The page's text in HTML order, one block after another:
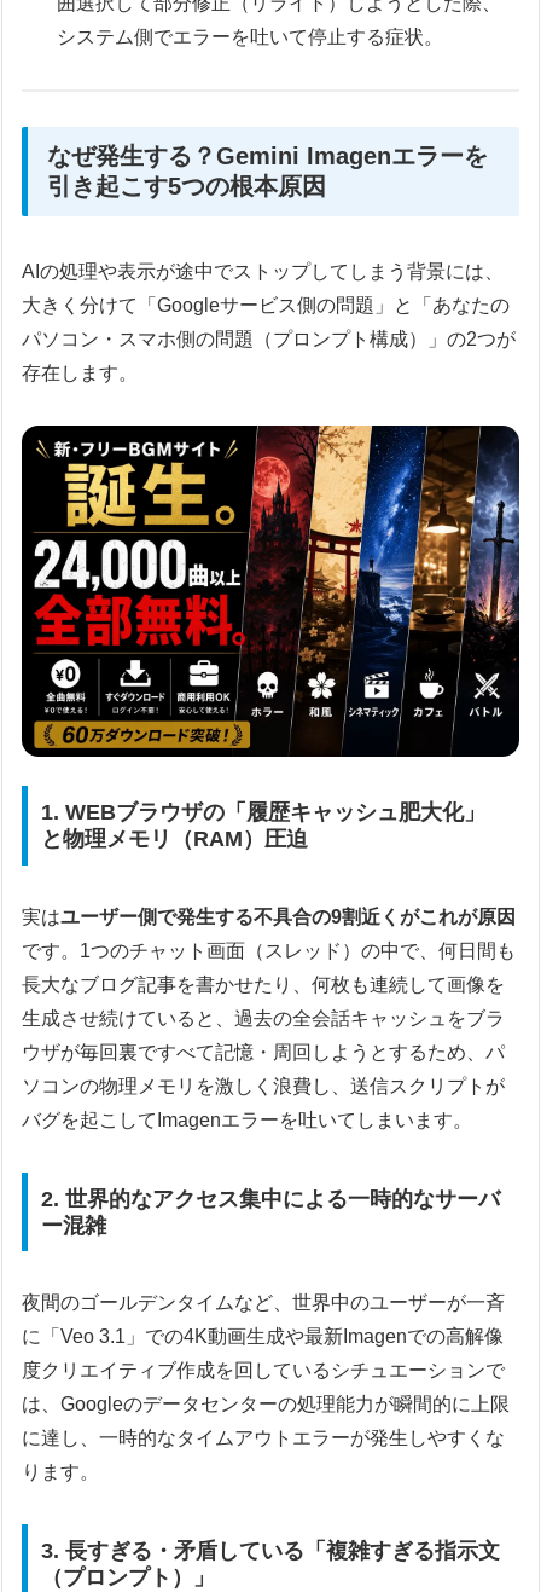
システム側でエラーを吐いて停止する症状。
なぜ発生する？Gemini Imagenエラーを
引き起こす5つの根本原因
AIの処理や表示が途中でストップしてしまう背景には、
大きく分けて「Googleサービス側の問題」と「あなたの
パソコン・スマホ側の問題（プロンプト構成）」の2つが
存在します。
1. WEBブラウザの「履歴キャッシュ肥大化」
と物理メモリ（RAM）圧迫
実はユーザー側で発生する不具合の9割近くがこれが原因
です。1つのチャット画面（スレッド）の中で、何日間も
長大なブログ記事を書かせたり、何枚も連続して画像を
生成させ続けていると、過去の全会話キャッシュをブラ
ウザが毎回裏ですべて記憶・周回しようとするため、パ
ソコンの物理メモリを激しく浪費し、送信スクリプトが
バグを起こしてImagenエラーを吐いてしまいます。
2. 世界的なアクセス集中による一時的なサーバ
ー混雑
夜間のゴールデンタイムなど、世界中のユーザーが一斉
に「Veo 3.1」での4K動画生成や最新Imagenでの高解像
度クリエイティブ作成を回しているシチュエーションで
は、Googleのデータセンターの処理能力が瞬間的に上限
に達し、一時的なタイムアウトエラーが発生しやすくな
ります。
3. 長すぎる・矛盾している「複雑すぎる指示文
（プロンプト）」